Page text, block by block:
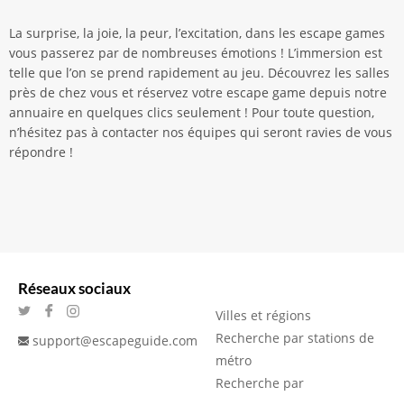
La surprise, la joie, la peur, l’excitation, dans les escape games
vous passerez par de nombreuses émotions ! L’immersion est
telle que l’on se prend rapidement au jeu. Découvrez les salles
près de chez vous et réservez votre escape game depuis notre
annuaire en quelques clics seulement ! Pour toute question,
n’hésitez pas à contacter nos équipes qui seront ravies de vous
répondre !
Réseaux sociaux
support@escapeguide.com
Villes et régions
Recherche par stations de
métro
Recherche par